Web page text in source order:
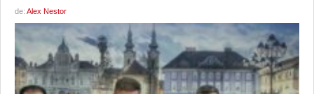
de: Alex Nestor